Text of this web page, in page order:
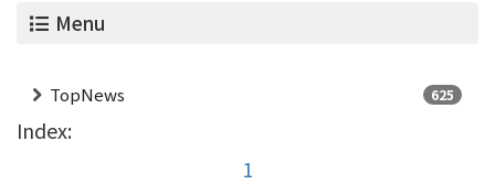
Menu
TopNews 625
Index:
1